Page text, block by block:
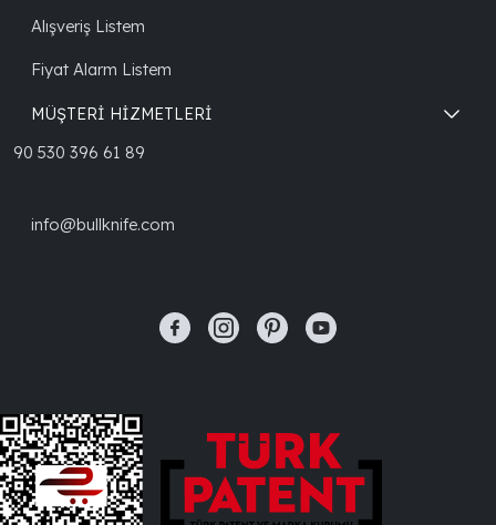
Alışveriş Listem
Fiyat Alarm Listem
MÜŞTERİ HİZMETLERİ
90 530 396 61 89
info@bullknife.com